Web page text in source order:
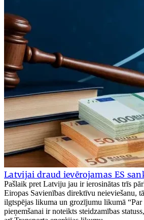
Latvijai draud ievērojamas ES
Pašlaik pret Latviju jau ir ierosinātas trīs
Eiropas Savienības direktīvu neieviešanu,
ilgtspējas likuma un grozījumu likumā “Par
pieņemšanai ir noteikts steidzamības